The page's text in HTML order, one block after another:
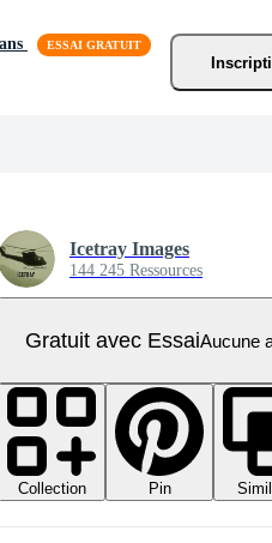
Icetray Images
144 245 Ressources
Gratuit avec EssaiAucune
Collection Pin